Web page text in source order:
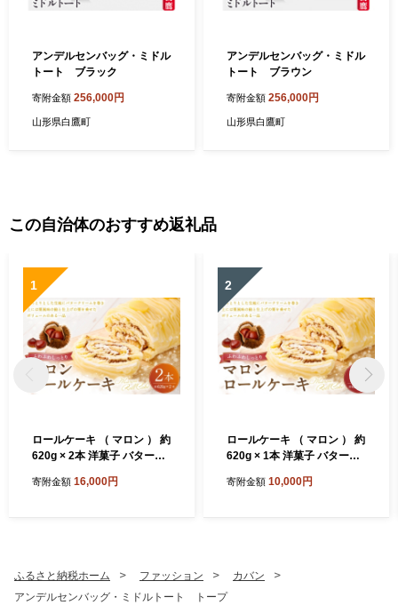
アンデルセンバッグ・ミドル
トート ブラック
寄附金額 256,000円
山形県白鷹町
アンデルセンバッグ・ミドル
トート ブラウン
寄附金額 256,000円
山形県白鷹町
この自治体のおすすめ返礼品
1
ロールケーキ （ マロン ） 約
620g × 2本 洋菓子 バターク
かし 焼菓子 ケーキ くり クリ
寄附金額 16,000円
2
ロールケーキ （ マロン ） 約
620g × 1本 洋菓子 バターク
かし 焼菓子 ケーキ くり クリ
寄附金額 10,000円
ふるさと納税ホーム ファッション
カバン
アンデルセンバッグ・ミドルトート トープ